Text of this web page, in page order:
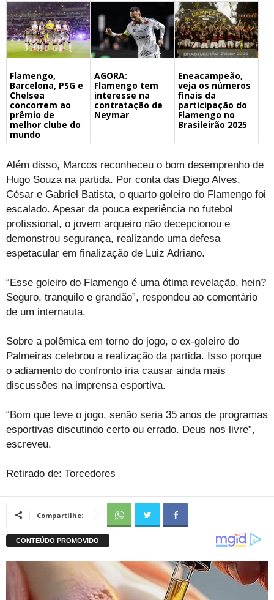
Flamengo,
Barcelona, PSG e
Chelsea
concorrem ao
prêmio de
melhor clube do
mundo
AGORA:
Flamengo tem
interesse na
contratação de
Neymar
Eneacampeão,
veja os números
finais da
participação do
Flamengo no
Brasileirão 2025
Além disso, Marcos reconheceu o bom desemprenho de
Hugo Souza na partida. Por conta das Diego Alves,
César e Gabriel Batista, o quarto goleiro do Flamengo foi
escalado. Apesar da pouca experiência no futebol
profissional, o jovem arqueiro não decepcionou e
demonstrou segurança, realizando uma defesa
espetacular em finalização de Luiz Adriano.
“Esse goleiro do Flamengo é uma ótima revelação, hein?
Seguro, tranquilo e grandão”, respondeu ao comentário
de um internauta.
Sobre a polêmica em torno do jogo, o ex-goleiro do
Palmeiras celebrou a realização da partida. Isso porque
o adiamento do confronto iria causar ainda mais
discussões na imprensa esportiva.
“Bom que teve o jogo, senão seria 35 anos de programas
esportivas discutindo certo ou errado. Deus nos livre”,
escreveu.
Retirado de: Torcedores
Compartilhe: